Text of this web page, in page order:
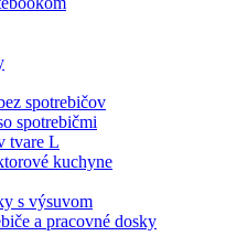
spotrebičov
spotrebičmi
tvare L
kuchyne
s výsuvom
a pracovné dosky